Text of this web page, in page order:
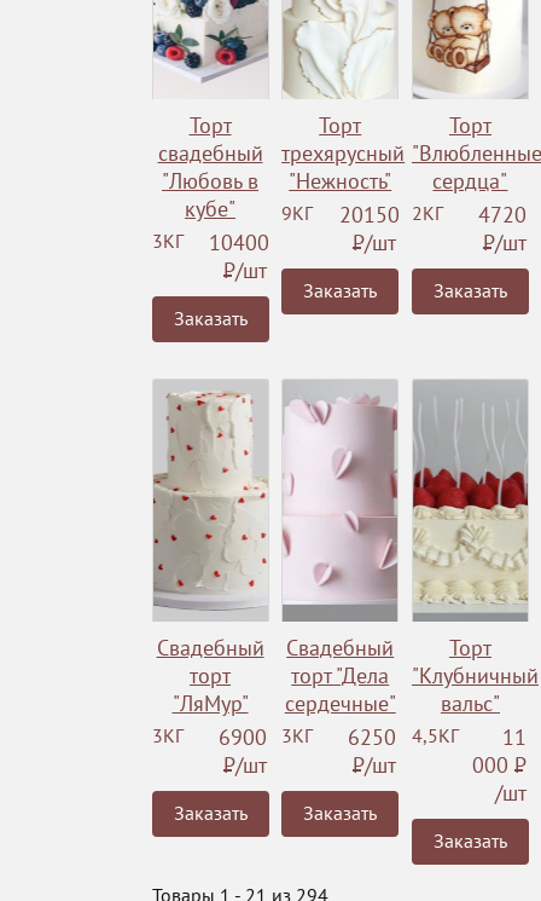
Торт
свадебный
"Любовь в
кубе"
3КГ
10400
Р/шт
Заказать
Торт
трехярусный
"Нежность"
9КГ
20150
Р/шт
Заказать
Торт
"Влюбленные
сердца"
2КГ
4720
Р/шт
Заказать
Свадебный
торт
"ЛяМур"
3КГ
6900
Р/шт
Заказать
Свадебный
торт "Дела
сердечные"
3КГ
6250
Р/шт
Заказать
Торт
"Клубничный
вальс"
4,5КГ
11
000 Р
/шт
Заказать
Товары 1 - 21 из 294